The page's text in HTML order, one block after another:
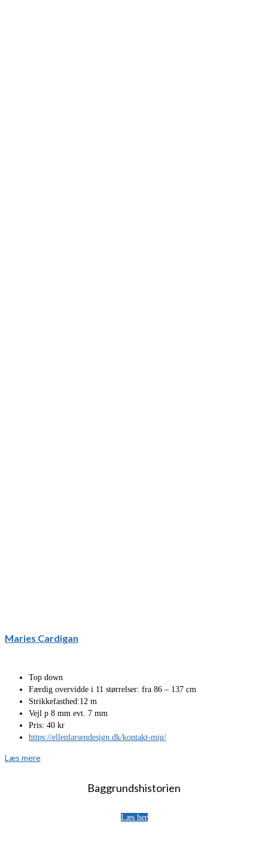
Maries Cardigan
Top down
Færdig overvidde i 11 størrelser: fra 86 – 137 cm
Strikkefasthed:12 m
Vejl p 8 mm evt. 7 mm
Pris: 40 kr
https://ellenlarsendesign.dk/kontakt-mig/
Læs mere
Baggrundshistorien
Læs her